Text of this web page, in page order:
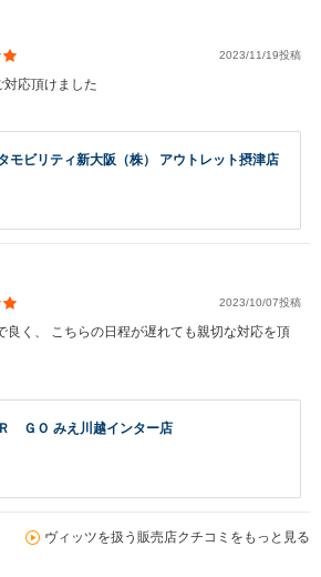
2023/11/19投稿
応頂けました
モビリティ新大阪（株） アウトレット摂津店
2023/10/07投稿
良く、 こちらの日程が遅れても親切な対応を頂
ＧＯ みえ川越インター店
ヴィッツを扱う販売店クチコミをもっと見る